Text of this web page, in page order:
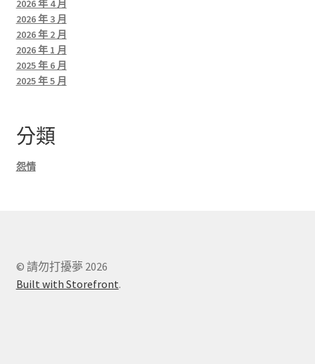
2026 年 4 月
2026 年 3 月
2026 年 2 月
2026 年 1 月
2025 年 6 月
2025 年 5 月
分類
怨情
© 請勿打擾夢 2026
Built with Storefront.